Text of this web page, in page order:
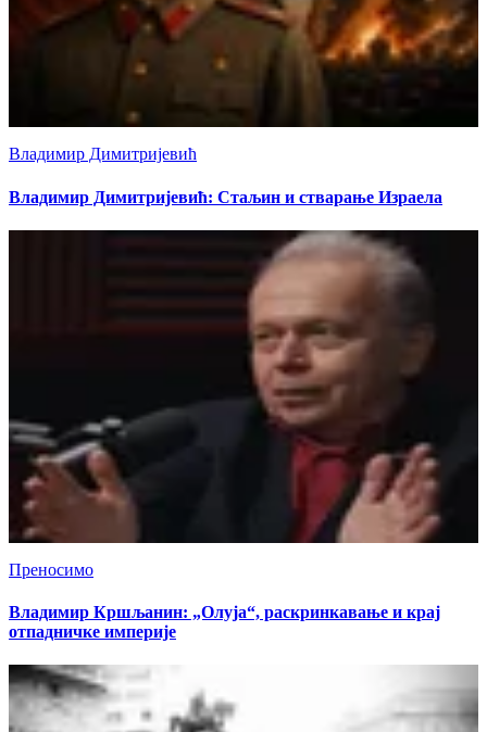
Владимир Димитријевић
Владимир Димитријевић: Стаљин и стварање Израела
Преносимо
Владимир Кршљанин: „Олуја“, раскринкавање и крај
отпадничке империје